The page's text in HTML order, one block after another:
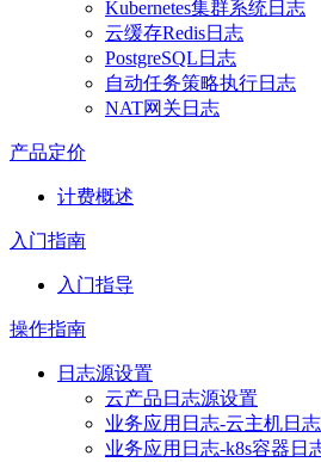
Kubernetes集群系统日志
云缓存Redis日志
PostgreSQL日志
自动任务策略执行日志
NAT网关日志
产品定价
计费概述
入门指南
入门指导
操作指南
日志源设置
云产品日志源设置
业务应用日志-云主机日
业务应用日志-k8s容器日